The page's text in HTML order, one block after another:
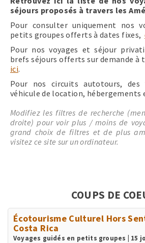
séjours proposés à travers les
Pour consulter uniquement nos
petits groupes offerts à dates fixes,
Pour nos voyages et séjour
brefs séjours offerts sur demande
ici.
Pour nos circuits autotours, des
véhicule de location, hébergements
Modifiez les filtres de recherche
droite) pour voir plus / moins de
grand choix de filtres et de plus
visitez ce site sur un ordinateur.
COUPS DE
Écotourisme Culturel Hors
Costa Rica
Voyages guidés en petits groupes | 15